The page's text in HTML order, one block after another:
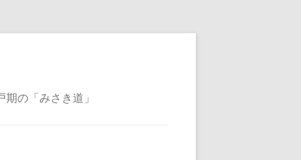
の「みさき道」